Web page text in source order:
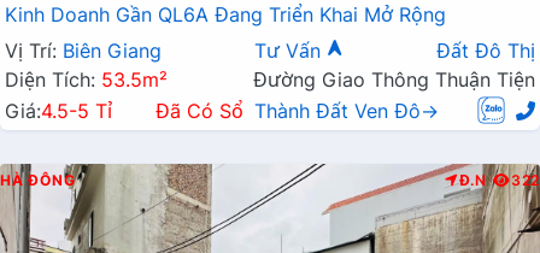
Kinh Doanh Gần QL6A Đang Triển Khai Mở Rộng
Vị Trí: Biên Giang Tư Vấn
Đất Đô Thị
Diện Tích: 53.5m²
Đường Giao Thông Thuận Tiện
Giá:4.5-5 Tỉ Đã Có Sổ Thành Đất Ven Đô→
HÀ ĐÔNG Đ.N 322